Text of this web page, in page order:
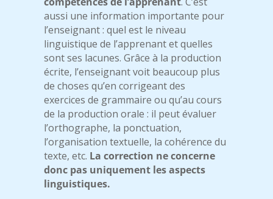
aussi une information importante pour
l’enseignant : quel est le niveau
linguistique de l’apprenant et quelles
sont ses lacunes. Grâce à la production
écrite, l’enseignant voit beaucoup plus
de choses qu’en corrigeant des
exercices de grammaire ou qu’au cours
de la production orale : il peut évaluer
l’orthographe, la ponctuation,
l’organisation textuelle, la cohérence du
texte, etc. La correction ne concerne
donc pas uniquement les aspects
linguistiques.